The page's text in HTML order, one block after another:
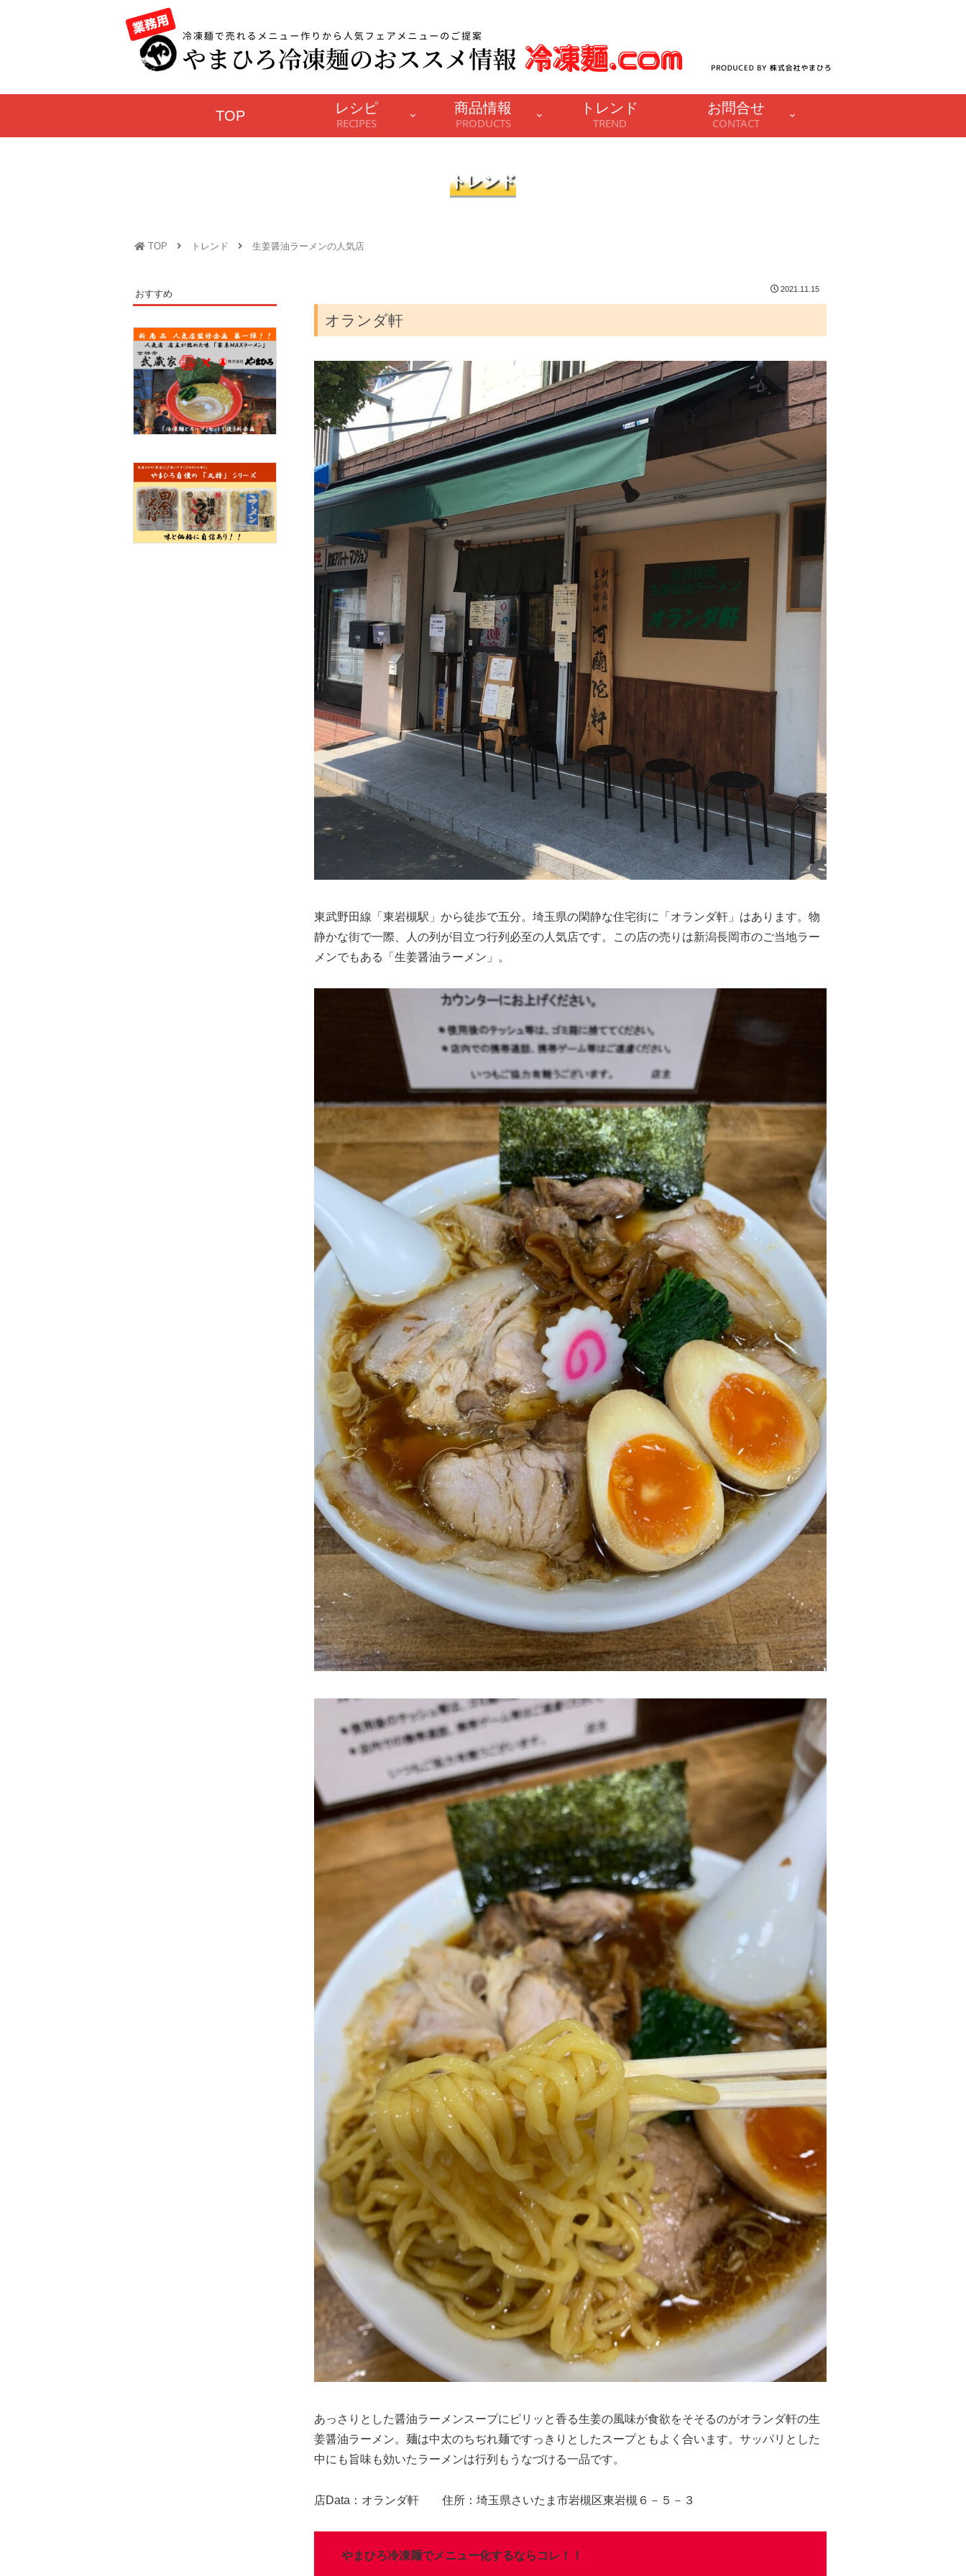
TOP レシピ
RECIPES
商品情報
PRODUCTS
トレンド
TREND
お問合せ
CONTACT
トレンド
TOP トレンド 生姜醤油ラーメンの人気店
2021.11.15
オランダ軒
東武野田線「東岩槻駅」から徒歩で五分。埼玉県の閑静な住宅街に「オランダ軒」はあります。物
静かな街で一際、人の列が目立つ行列必至の人気店です。この店の売りは新潟長岡市のご当地ラー
メンでもある「生姜醤油ラーメン」。
あっさりとした醤油ラーメンスープにピリッと香る生姜の風味が食欲をそそるのがオランダ軒の生
姜醤油ラーメン。麺は中太のちぢれ麺ですっきりとしたスープともよく合います。サッパリとした
中にも旨味も効いたラーメンは行列もうなづける一品です。
店Data：オランダ軒 住所：埼玉県さいたま市岩槻区東岩槻６－５－３
やまひろ冷凍麺でメニュー化するならコレ！！
おすすめ